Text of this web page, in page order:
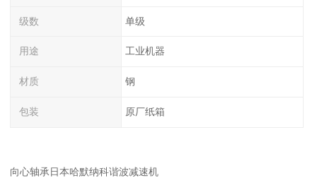
级数 单级
用途 工业机器
材质 钢
包装 原厂纸箱
向心轴承日本哈默纳科谐波减速机